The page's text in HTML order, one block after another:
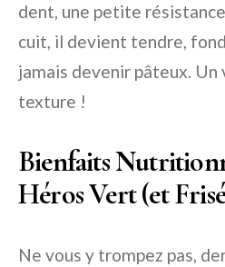
dent, une petite
cuit, il devient tendre,
jamais devenir pâteux. Un
texture !
Bienfaits
Héros Vert (et
Ne vous y trompez pas,